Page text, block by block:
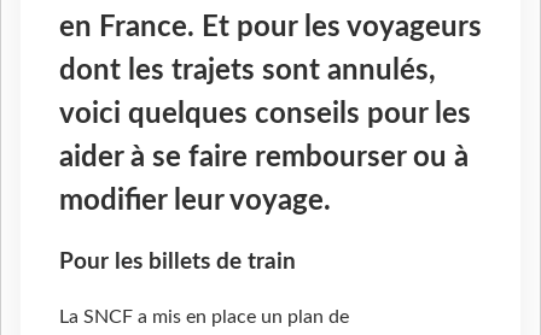
en France. Et pour les voyageurs
dont les trajets sont annulés,
voici quelques conseils pour les
aider à se faire rembourser ou à
modifier leur voyage.
Pour les billets de train
La SNCF a mis en place un plan de